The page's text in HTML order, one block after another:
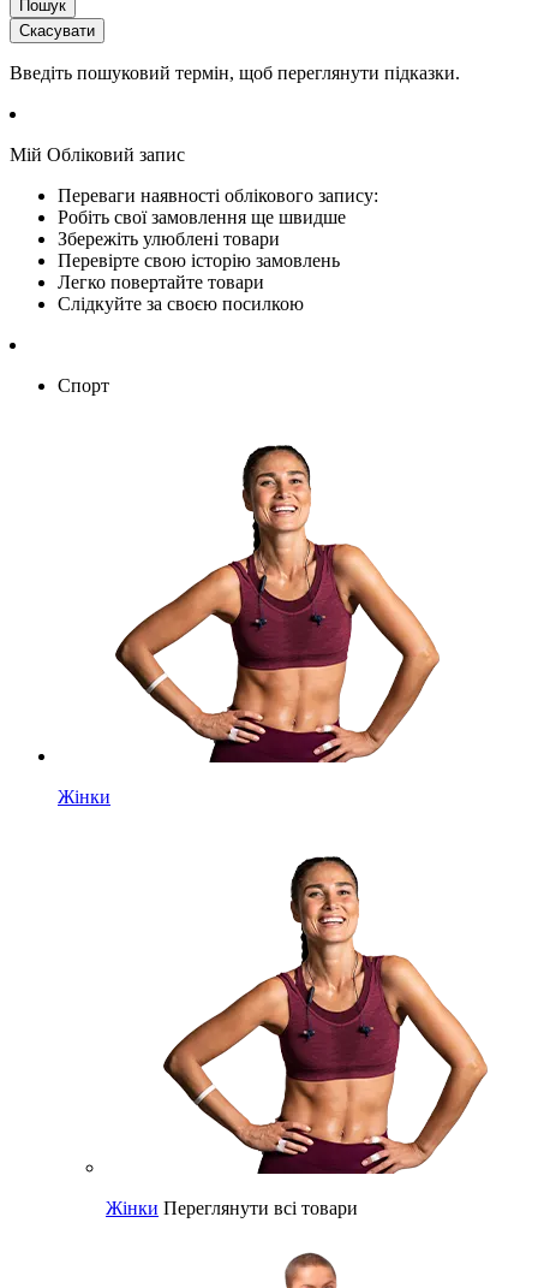
Пошук
Скасувати
Введіть пошуковий термін, щоб переглянути підказки.
Мій Обліковий запис
Переваги наявності облікового запису:
Робіть свої замовлення ще швидше
Збережіть улюблені товари
Перевірте свою історію замовлень
Легко повертайте товари
Слідкуйте за своєю посилкою
Спорт
Жінки
Жінки Переглянути всі товари